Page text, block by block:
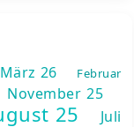
März 26
Februar
November 25
25
Juli